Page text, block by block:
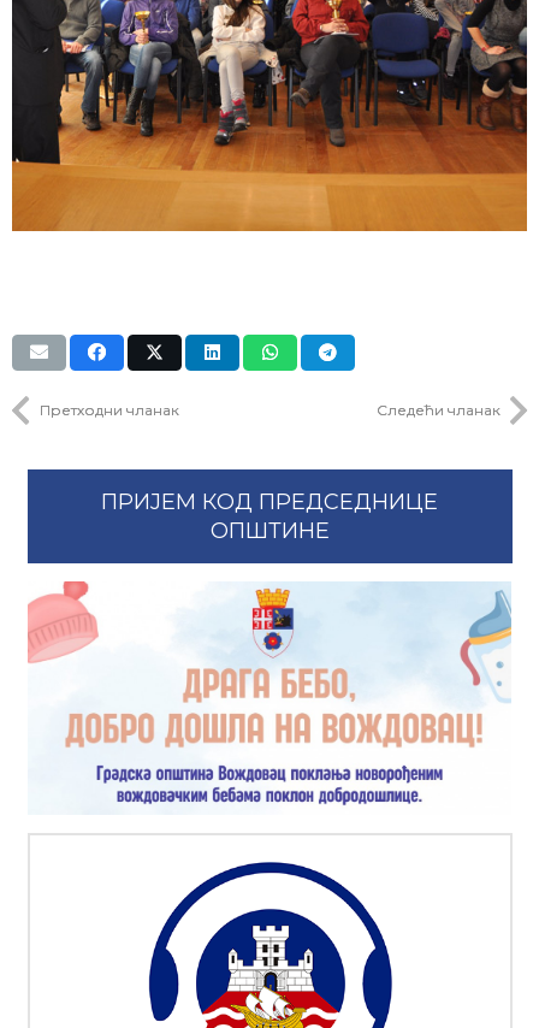
Претходни чланак Следећи чланак
ПРИЈЕМ КОД ПРЕДСЕДНИЦЕ
ОПШТИНЕ